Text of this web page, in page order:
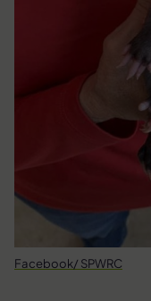
Facebook/ SPWRC